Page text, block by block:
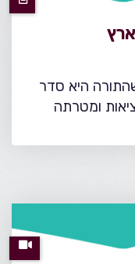
היא סדר
ומטרתה